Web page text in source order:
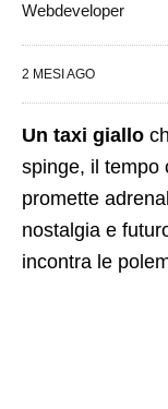
Webdeveloper
2 MESI AGO
Un taxi giallo
spinge, il tempo
promette
nostalgia e
incontra le